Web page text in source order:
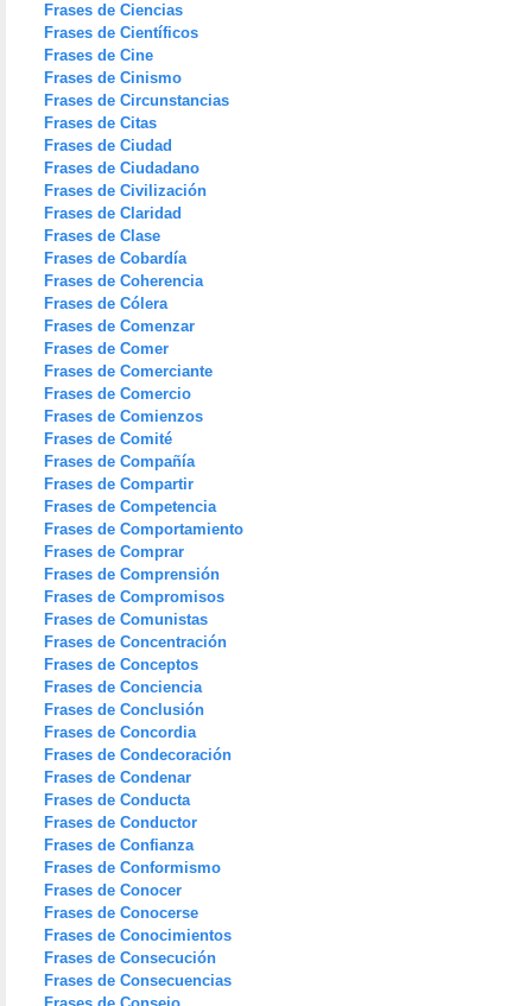
Frases de Ciencias
Frases de Científicos
Frases de Cine
Frases de Cinismo
Frases de Circunstancias
Frases de Citas
Frases de Ciudad
Frases de Ciudadano
Frases de Civilización
Frases de Claridad
Frases de Clase
Frases de Cobardía
Frases de Coherencia
Frases de Cólera
Frases de Comenzar
Frases de Comer
Frases de Comerciante
Frases de Comercio
Frases de Comienzos
Frases de Comité
Frases de Compañía
Frases de Compartir
Frases de Competencia
Frases de Comportamiento
Frases de Comprar
Frases de Comprensión
Frases de Compromisos
Frases de Comunistas
Frases de Concentración
Frases de Conceptos
Frases de Conciencia
Frases de Conclusión
Frases de Concordia
Frases de Condecoración
Frases de Condenar
Frases de Conducta
Frases de Conductor
Frases de Confianza
Frases de Conformismo
Frases de Conocer
Frases de Conocerse
Frases de Conocimientos
Frases de Consecución
Frases de Consecuencias